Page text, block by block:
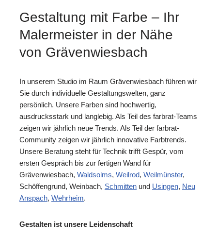
Gestaltung mit Farbe – Ihr
Malermeister in der Nähe
von Grävenwiesbach
In unserem Studio im Raum Grävenwiesbach führen wir
Sie durch individuelle Gestaltungswelten, ganz
persönlich. Unsere Farben sind hochwertig,
ausdrucksstark und langlebig. Als Teil des farbrat-Teams
zeigen wir jährlich neue Trends. Als Teil der farbrat-
Community zeigen wir jährlich innovative Farbtrends.
Unsere Beratung steht für Technik trifft Gespür, vom
ersten Gespräch bis zur fertigen Wand für
Grävenwiesbach, Waldsolms, Weilrod, Weilmünster,
Schöffengrund, Weinbach, Schmitten und Usingen, Neu
Anspach, Wehrheim.
Gestalten ist unsere Leidenschaft